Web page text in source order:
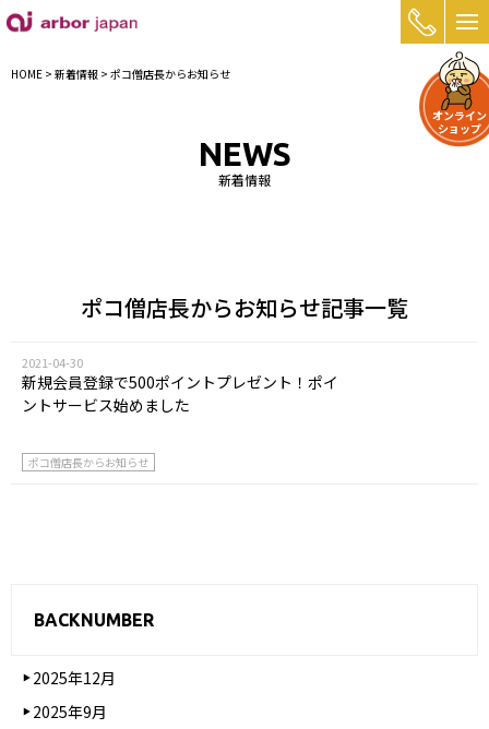
【公式】熊本名物・名産 好吃の小籠包 お取り寄
HOME > 新着情報 > ポコ僧店長からお知らせ
NEWS
新着情報
ポコ僧店長からお知らせ記事一覧
2021-04-30
新規会員登録で500ポイントプレゼント！ポイ
ントサービス始めました
ポコ僧店長からお知らせ
BACKNUMBER
2025年12月
2025年9月
オンライン
ショップ